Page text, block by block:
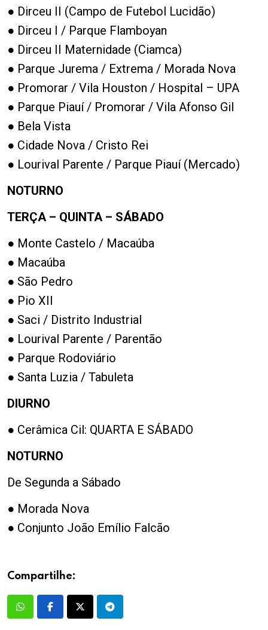
● Dirceu II (Campo de Futebol Lucidão)
● Dirceu I / Parque Flamboyan
● Dirceu II Maternidade (Ciamca)
● Parque Jurema / Extrema / Morada Nova
● Promorar / Vila Houston / Hospital – UPA
● Parque Piauí / Promorar / Vila Afonso Gil
● Bela Vista
● Cidade Nova / Cristo Rei
● Lourival Parente / Parque Piauí (Mercado)
NOTURNO
TERÇA – QUINTA – SÁBADO
● Monte Castelo / Macaúba
● Macaúba
● São Pedro
● Pio XII
● Saci / Distrito Industrial
● Lourival Parente / Parentão
● Parque Rodoviário
● Santa Luzia / Tabuleta
DIURNO
● Cerâmica Cil: QUARTA E SÁBADO
NOTURNO
De Segunda a Sábado
● Morada Nova
● Conjunto João Emílio Falcão
Compartilhe: